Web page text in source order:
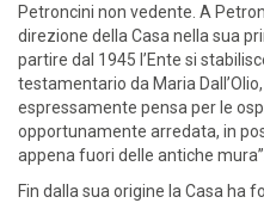
Petroncini non vedente. A
direzione della Casa nella sua
partire dal 1945 l’Ente si
testamentario da Maria
espressamente pensa per le
opportunamente arredata, in
appena fuori delle antiche
Fin dalla sua origine la Casa ha